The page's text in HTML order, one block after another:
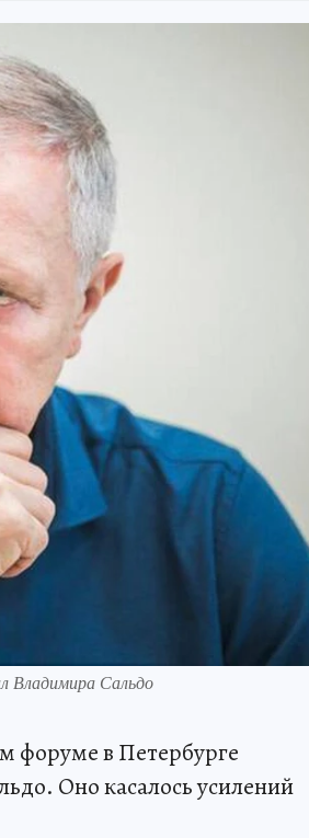
Владимира Сальдо
форуме в Петербурге
Оно касалось усилений